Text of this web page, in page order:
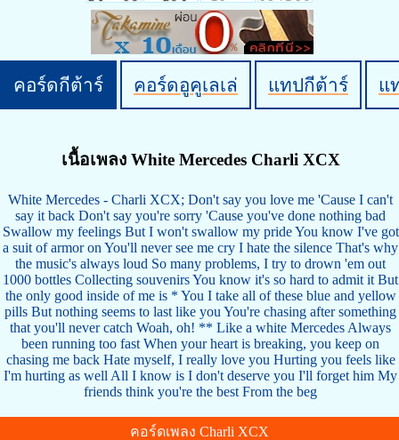
คอร์ดกีต้าร์ คอร์ดอูคูเลเล่ แทปกีต้าร์ แ
เนื้อเพลง White Mercedes Charli XCX
White Mercedes - Charli XCX; Don't say you love me 'Cause I can't
say it back Don't say you're sorry 'Cause you've done nothing bad
Swallow my feelings But I won't swallow my pride You know I've got
a suit of armor on You'll never see me cry I hate the silence That's why
the music's always loud So many problems, I try to drown 'em out
1000 bottles Collecting souvenirs You know it's so hard to admit it But
the only good inside of me is * You I take all of these blue and yellow
pills But nothing seems to last like you You're chasing after something
that you'll never catch Woah, oh! ** Like a white Mercedes Always
been running too fast When your heart is breaking, you keep on
chasing me back Hate myself, I really love you Hurting you feels like
I'm hurting as well All I know is I don't deserve you I'll forget him My
friends think you're the best From the beg
คอร์ดเพลง Charli XCX